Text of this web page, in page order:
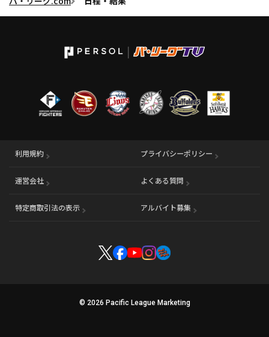
利用規約 プライバシーポリシー
運営会社 （別ウィンドウで開く） よくある質問
特定商取引法の表示 アルバイト募集 （別ウィンドウで開く
© 2026 Pacific League Marketing